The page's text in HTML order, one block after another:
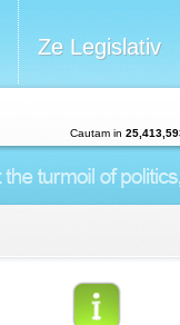
Ze Legislativ
Cautam in